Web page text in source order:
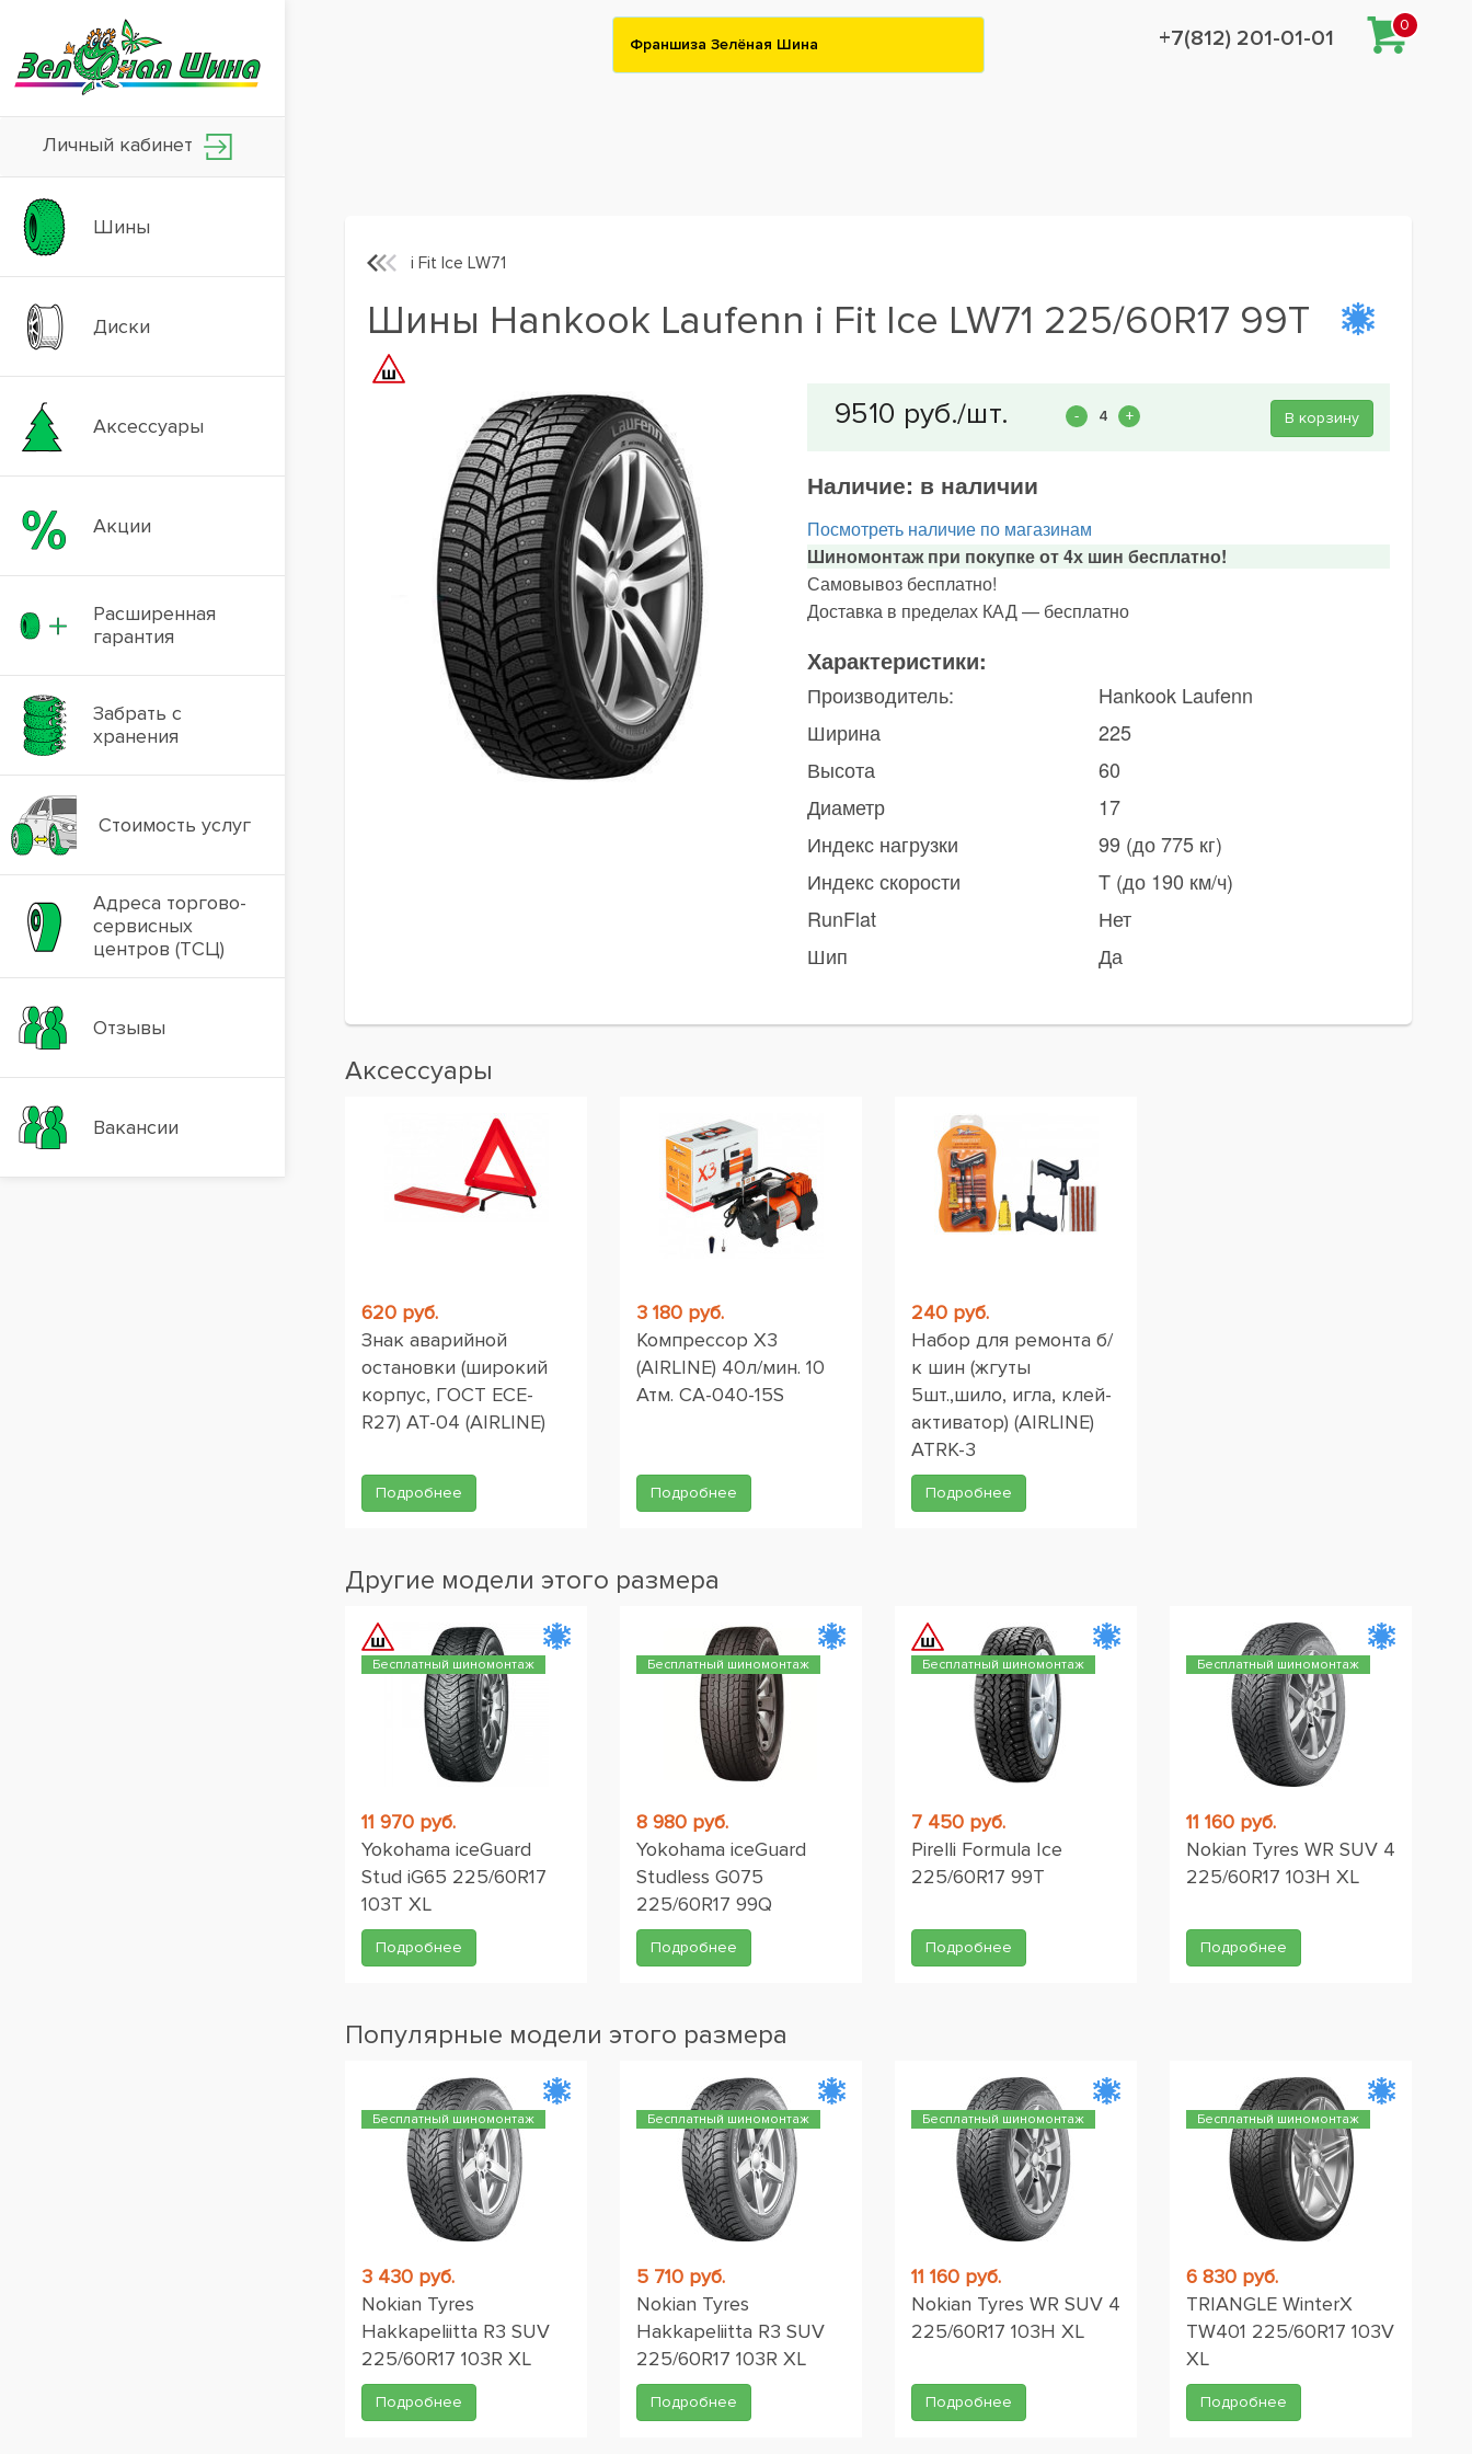
Личный кабинет
Шины
Диски
Аксессуары
Акции
Расширенная
гарантия
Забрать с
хранения
Стоимость услуг
Адреса торгово-
сервисных
центров (ТСЦ)
Отзывы
Вакансии
Франшиза Зелёная Шина +7(812) 201-01-01
0
i Fit Ice LW71
Шины Hankook Laufenn i Fit Ice LW71 225/60R17 99T
В корзину
Наличие: в наличии
Посмотреть наличие по магазинам
Шиномонтаж при покупке от 4х шин бесплатно!
Самовывоз бесплатно!
Доставка в пределах КАД — бесплатно
Характеристики:
Производитель:
Hankook Laufenn
Ширина
225
Высота
60
Диаметр
17
Индекс нагрузки
99 (до 775 кг)
Индекс скорости
T (до 190 км/ч)
RunFlat
Нет
Шип
Да
Аксессуары
620 руб.
Знак аварийной
остановки (широкий
корпус, ГОСТ ЕСЕ-
R27) AT-04 (AIRLINE)
Подробнее
3 180 руб.
Компрессор X3
(AIRLINE) 40л/мин. 10
Атм. CA-040-15S
Подробнее
240 руб.
Набор для ремонта б/
к шин (жгуты
5шт.,шило, игла, клей-
активатор) (AIRLINE)
ATRK-3
Подробнее
Другие модели этого размера
Бесплатный шиномонтаж
11 970 руб.
Yokohama iceGuard
Stud iG65 225/60R17
103T XL
Подробнее
Бесплатный шиномонтаж
8 980 руб.
Yokohama iceGuard
Studless G075
225/60R17 99Q
Подробнее
Бесплатный шиномонтаж
7 450 руб.
Pirelli Formula Ice
225/60R17 99T
Подробнее
Бесплатный шиномонтаж
11 160 руб.
Nokian Tyres WR SUV 4
225/60R17 103H XL
Подробнее
Популярные модели этого размера
Бесплатный шиномонтаж
3 430 руб.
Nokian Tyres
Hakkapeliitta R3 SUV
225/60R17 103R XL
Подробнее
Бесплатный шиномонтаж
5 710 руб.
Nokian Tyres
Hakkapeliitta R3 SUV
225/60R17 103R XL
Подробнее
Бесплатный шиномонтаж
11 160 руб.
Nokian Tyres WR SUV 4
225/60R17 103H XL
Подробнее
Бесплатный шиномонтаж
6 830 руб.
TRIANGLE WinterX
TW401 225/60R17 103V
XL
Подробнее